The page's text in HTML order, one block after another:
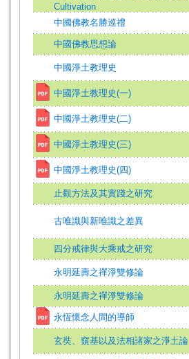
Cultivation
中國佛教名勝巡禮
中國佛教思想論
中國淨土教理史
中國淨土教理史(一)
中國淨土教理史(二)
中國淨土教理史(三)
中國淨土教理史(四)
止觀方法及其實踐之研究
古唯識與新唯識之差異
四分戒律與大乘戒之研究
永明延壽之禪淨雙修論
永明延壽之禪淨雙修論
永恆懷念人間的導師
玄奘、窺基以及法相諸家之淨土論